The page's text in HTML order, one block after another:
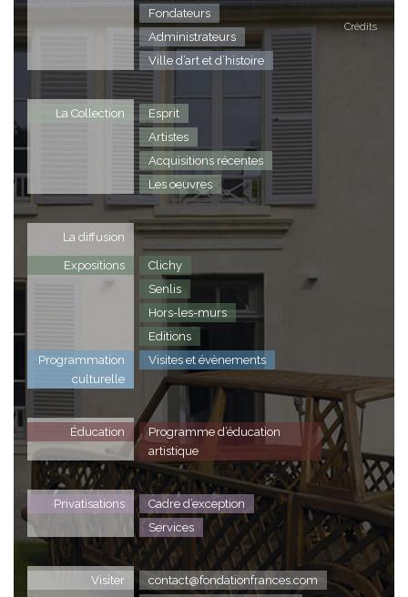
Crédits
Fondateurs
Administrateurs
Ville d’art et d’histoire
La Collection
Esprit
Artistes
Acquisitions récentes
Les oeuvres
La diffusion
Expositions
Clichy
Senlis
Hors-les-murs
Editions
Programmation
culturelle
Visites et évènements
Éducation
Programme d’éducation
artistique
Privatisations
Cadre d’exception
Services
Visiter
contact@fondationfrances.com